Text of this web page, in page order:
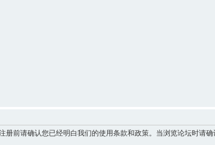
前请确认您已经明白我们的使用条款和政策。当浏览论坛时请确